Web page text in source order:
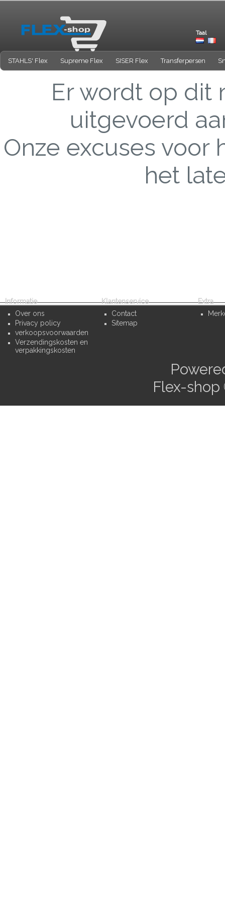
Taal
STAHLS' Flex Supreme Flex SISER Flex Transferpersen
Er wordt op dit
uitgevoerd
Onze excuses voor
het
Informatie
Over ons
Privacy policy
verkoopsvoorwaarden
Verzendingskosten en
verpakkingskosten
Klantenservice
Contact
Sitemap
Extra
Flex-